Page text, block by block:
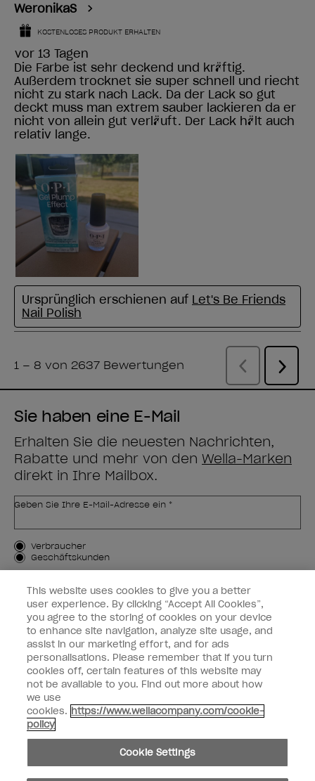
Sie haben eine E-Mail
Erhalten Sie die neuesten Nachrichten,
Rabatte und mehr von den Wella-Marken
direkt in Ihre Mailbox.
Geben Sie Ihre E-Mail-Adresse ein *
Kundenart
Verbraucher
Geschäftskunden
MICH ANMELDEN
Kundeninformationen
OPI & Sie
instagramfacebook
Copyright 2026, Wella Operations US LLC. Alle Rechte vorbehalten.
This website uses cookies to give you a better
user experience. By clicking “Accept All Cookies”,
you agree to the storing of cookies on your device
to enhance site navigation, analyze site usage, and
assist in our marketing effort, and for ads
personalisations. Please remember that if you turn
cookies off, certain features of this website may
not be available to you. Find out more about how
we use
cookies. https://www.wellacompany.com/cookie-
policy
Cookie Settings